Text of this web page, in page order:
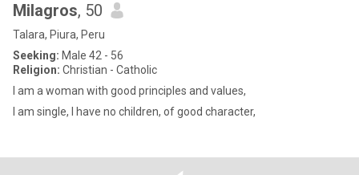
Milagros, 50
Talara, Piura, Peru
Seeking: Male 42 - 56
Religion: Christian - Catholic
I am a woman with good principles and values,
I am single, I have no children, of good character,